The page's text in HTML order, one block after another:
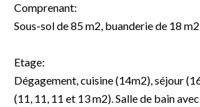
Comprenant:
Sous-sol de 85 m2, buanderie de 18
Etage:
Dégagement, cuisine (14m2), séjour
(11, 11, 11 et 13 m2). Salle de bain